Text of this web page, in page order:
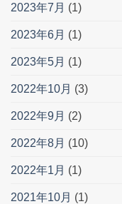
2023年7月 (1)
2023年6月 (1)
2023年5月 (1)
2022年10月 (3)
2022年9月 (2)
2022年8月 (10)
2022年1月 (1)
2021年10月 (1)